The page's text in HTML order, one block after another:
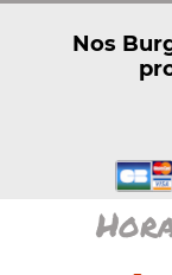
Nos